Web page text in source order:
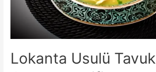
Lokanta Usulü Tavuk